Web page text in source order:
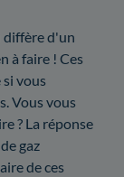
diffère d'un
à faire ! Ces
vous
Vous vous
? La réponse
gaz
de ces